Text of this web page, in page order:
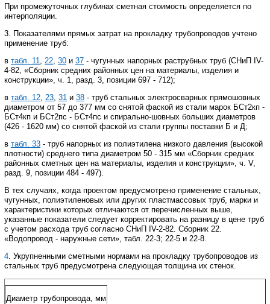
При промежуточных глубинах сметная стоимость определяется по
интерполяции.
3. Показателями прямых затрат на прокладку трубопроводов учтено
применение труб:
в табл. 11, 22, 30 и 37 - чугунных напорных раструбных труб (СНиП IV-
4-82, «Сборник средних районных цен на материалы, изделия и
конструкции», ч. 1, разд. 3, позиции 697 - 712);
в табл. 12, 23, 31 и 38 - труб стальных электросварных прямошовных
диаметром от 57 до 377 мм со снятой фаской из стали марок БСт2кп -
БСт4кп и БСт2пс - БСт4пс и спирально-шовных больших диаметров
(426 - 1620 мм) со снятой фаской из стали группы поставки Б и Д;
в табл. 33 - труб напорных из полиэтилена низкого давления (высокой
плотности) среднего типа диаметром 50 - 315 мм «Сборник средних
районных сметных цен на материалы, изделия и конструкции», ч. V,
разд. 9, позиции 484 - 497).
В тех случаях, когда проектом предусмотрено применение стальных,
чугунных, полиэтиленовых или других пластмассовых труб, марки и
характеристики которых отличаются от перечисленных выше,
указанные показатели следует корректировать на разницу в цене труб
с учетом расхода труб согласно СНиП
IV-2-82. Сборник 22.
«Водопровод - наружные сети», табл. 22-3; 22-5 и 22-8.
4. Укрупненными сметными нормами на прокладку трубопроводов из
стальных труб предусмотрена следующая толщина их стенок.
Диаметр трубопровода, мм